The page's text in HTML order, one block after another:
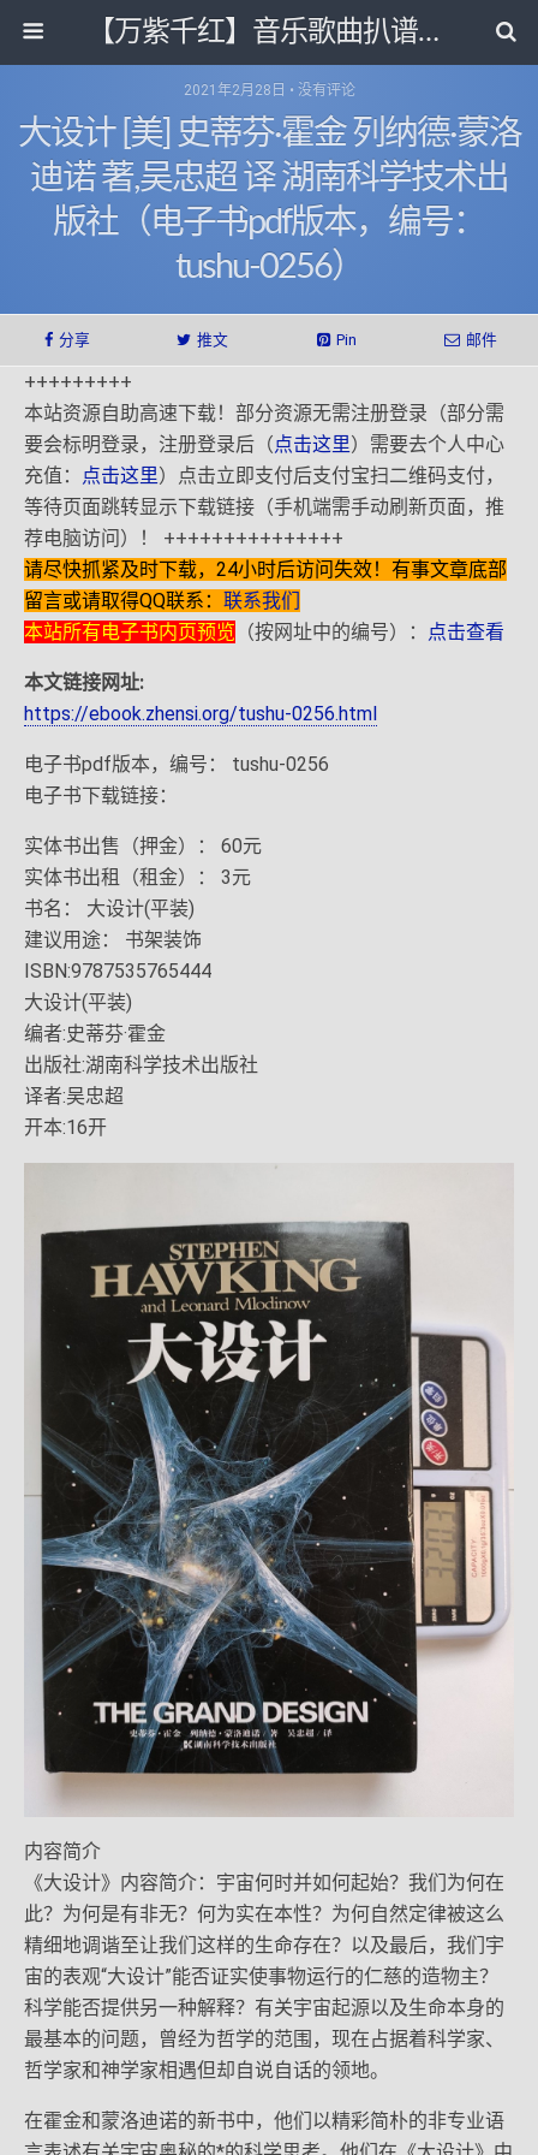
【万紫千红】音乐歌曲扒谱打带和电子书影视剧资源网
2021年2月28日 • 没有评论
大设计 [美] 史蒂芬·霍金 列纳德·蒙洛
迪诺 著,吴忠超 译 湖南科学技术出
版社（电子书pdf版本，编号：
tushu-0256）
分享 推文 Pin 邮件
+++++++++
本站资源自助高速下载！部分资源无需注册登录（部分需
要会标明登录，注册登录后（点击这里）需要去个人中心
充值：
点击这里）点击立即支付后支付宝扫二维码支付，
等待页面跳转显示下载链接（手机端需手动刷新页面，推
荐电脑访问）！ +++++++++++++++
请尽快抓紧及时下载，24小时后访问失效！有事文章底部
留言或请取得QQ联系： 联系我们
本站所有电子书内页预览 （按网址中的编号）： 点击查看
本文链接网址:
https://ebook.zhensi.org/tushu-0256.html
电子书pdf版本，编号： tushu-0256
电子书下载链接：
实体书出售（押金）： 60元
实体书出租（租金）： 3元
书名： 大设计(平装)
建议用途： 书架装饰
ISBN:9787535765444
大设计(平装)
编者:史蒂芬·霍金
出版社:湖南科学技术出版社
译者:吴忠超
开本:16开
内容简介
《大设计》内容简介：宇宙何时并如何起始？我们为何在
此？为何是有非无？何为实在本性？为何自然定律被这么
精细地调谐至让我们这样的生命存在？以及最后，我们宇
宙的表观“大设计”能否证实使事物运行的仁慈的造物主？
科学能否提供另一种解释？有关宇宙起源以及生命本身的
最基本的问题，曾经为哲学的范围，现在占据着科学家、
哲学家和神学家相遇但却自说自话的领地。
在霍金和蒙洛迪诺的新书中，他们以精彩简朴的非专业语